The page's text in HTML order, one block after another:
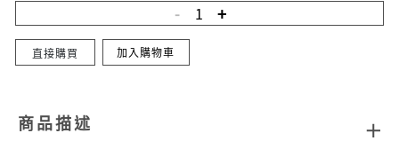
直接購買 加入購物車
商品描述